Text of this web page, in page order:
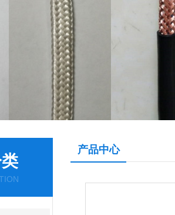
产品中心